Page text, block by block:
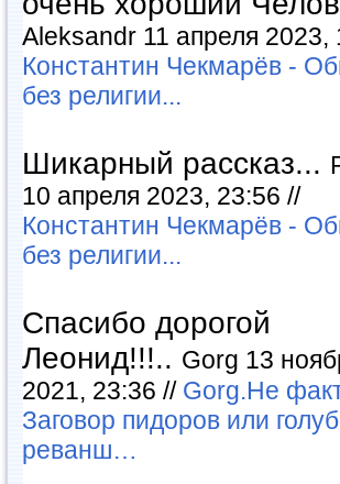
Aleksandr 11 апреля 2023,
Константин Чекмарёв -
без религии...
Шикарный рассказ...
10 апреля 2023, 23:56 //
Константин Чекмарёв -
без религии...
Спасибо дорогой
Леонид!!!.. Gorg 13
2021, 23:36 // Gorg.Не
Заговор пидоров или
реванш…